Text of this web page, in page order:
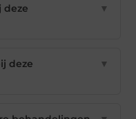
deze
▼
deze
▼